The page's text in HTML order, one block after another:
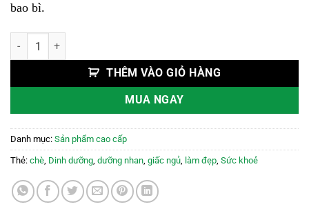
bao bì.
Chè Dưỡng Nhan 10 Vị số lượng
THÊM VÀO GIỎ HÀNG
MUA NGAY
Danh mục: Sản phẩm cao cấp
Thẻ: chè Dinh dưỡng dưỡng nhan giấc ngủ làm đẹp Sức khoẻ